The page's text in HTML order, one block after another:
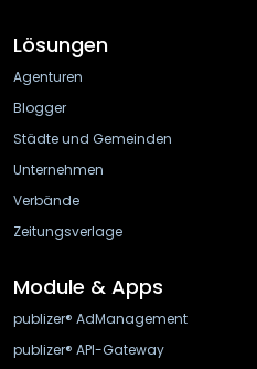
Lösungen
Agenturen
Blogger
Städte und Gemeinden
Unternehmen
Verbände
Zeitungsverlage
Module & Apps
publizer® AdManagement
publizer® API-Gateway